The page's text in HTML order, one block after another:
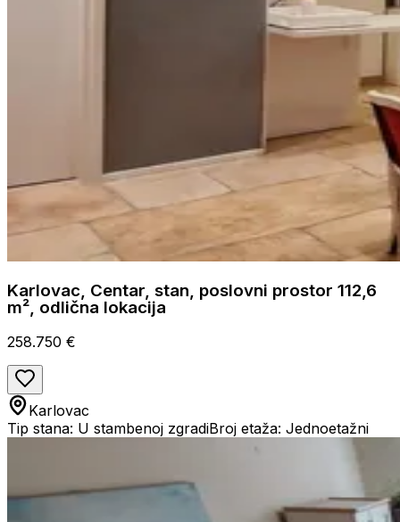
Karlovac, Centar, stan, poslovni prostor 112,6
m², odlična lokacija
258.750 €
Karlovac
Tip stana: U stambenoj zgradiBroj etaža: Jednoetažni